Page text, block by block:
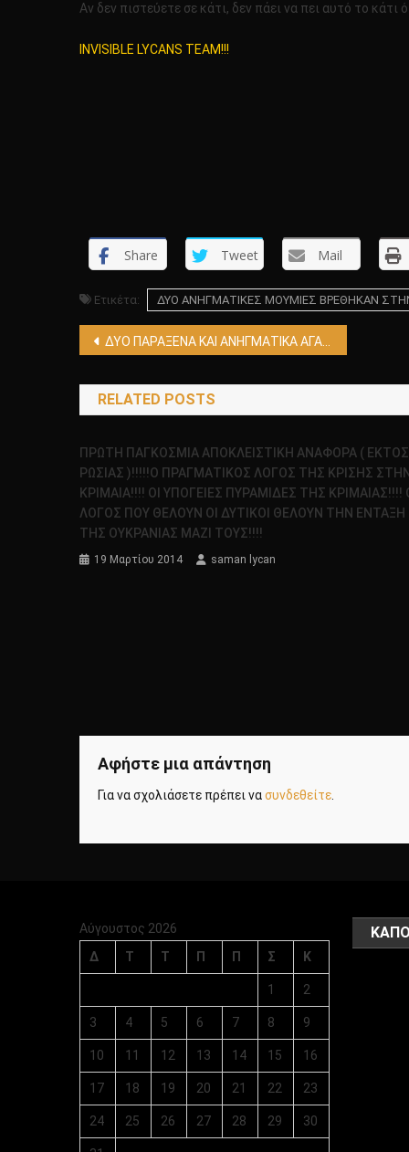
Αν δεν πιστεύετε σε κάτι, δεν πάει να πει αυτό το κάτι
INVISIBLE LYCANS TEAM!!!
Share Tweet Mail
Ετικέτα: ΔΥΟ ANHΓΜΑΤΙΚΕΣ ΜΟΥΜΙΕΣ ΒΡΕΘΗΚΑΝ
Πλοήγηση
άρθρων
ΔΥΟ ΠΑΡΑΞΕΝΑ ΚΑΙ ΑΝΗΓΜΑΤΙΚΑ ΑΓΑΛΜΑΤΙΔΙΑ ΠΟΥ ΕΚΛΕΨΑΝ ΟΙ ΓΕΡΜΑΝΟΙ ΚΑΙ ΠΟΥ ΣΗΜΕΡΑ ΒΡΙΣΚΟΝΤΑΙ ΣΤΗΝ ΓΕΡΜΑΝΙΑ!!!!
RELATED POSTS
ΠΡΩΤΗ ΠΑΓΚΟΣΜΙΑ ΑΠΟΚΛΕΙΣΤΙΚΗ ΑΝΑΦΟΡΑ ( ΕΚΤΟΣ
ΡΩΣΙΑΣ )!!!!!Ο ΠΡΑΓΜΑΤΙΚΟΣ ΛΟΓΟΣ ΤΗΣ ΚΡΙΣΗΣ ΣΤΗΝ
ΚΡΙΜΑΙΑ!!!! ΟΙ ΥΠΟΓΕΙΕΣ ΠΥΡΑΜΙΔΕΣ ΤΗΣ ΚΡΙΜΑΙΑΣ!!!!
ΛΟΓΟΣ ΠΟΥ ΘΕΛΟΥΝ ΟΙ ΔΥΤΙΚΟΙ ΘΕΛΟΥΝ ΤΗΝ ΕΝΤΑΞΗ
ΤΗΣ ΟΥΚΡΑΝΙΑΣ ΜΑΖΙ ΤΟΥΣ!!!!
19 Μαρτίου 2014 saman lycan
Αφήστε μια απάντηση
Για να σχολιάσετε πρέπει νασυνδεθείτε.
Αύγουστος 2026
Δ
Τ Τ Π Π Σ Κ
1 2
3 4 5 6 7 8 9
10 11 12 13 14 15 16
17 18 19 20 21 22 23
24 25 26 27 28 29 30